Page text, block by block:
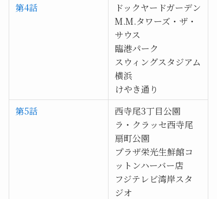
第4話
ドックヤードガーデン
M.M.タワーズ・ザ・
サウス
臨港パーク
スウィングスタジアム
横浜
けやき通り
第5話
西寺尾3丁目公園
ラ・クラッセ西寺尾
扇町公園
プラザ栄光生鮮館コ
ットンハーバー店
フジテレビ湾岸スタ
ジオ